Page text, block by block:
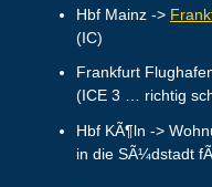
Hbf Mainz ->
(IC)
Frankfurt
(ICE 3 … richtig
Hbf KÃ¶ln ->
in die SÃ¼dstadt